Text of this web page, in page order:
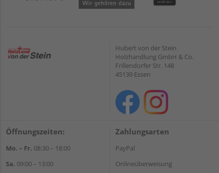
Hubert von der Stein
Holzhandlung GmbH & Co.
Frillendorfer Str. 148
45139 Essen
Öffnungszeiten:
Mo. – Fr. 08:30 – 18:00
Sa. 09:00 – 13:00
Zahlungsarten
PayPal
Onlineüberweisung